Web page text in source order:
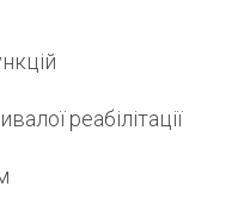
реабілітації